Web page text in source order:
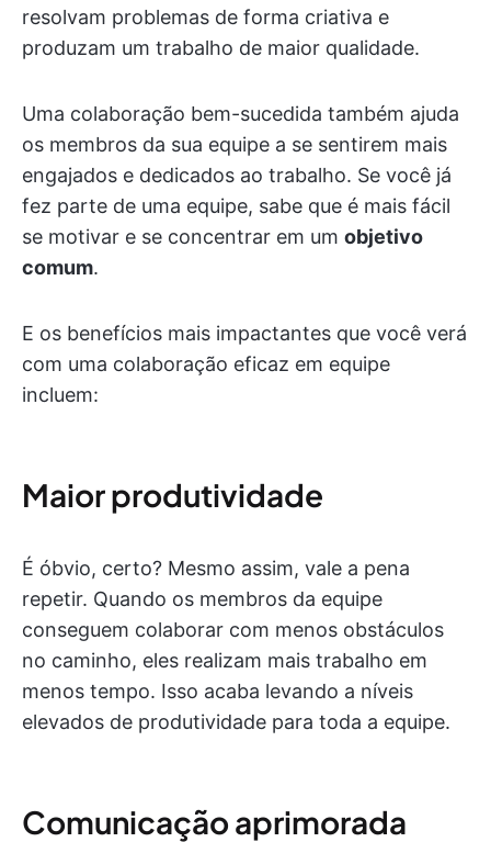
resolvam problemas de forma criativa e
produzam um trabalho de maior qualidade.
Uma colaboração bem-sucedida também ajuda
os membros da sua equipe a se sentirem mais
engajados e dedicados ao trabalho. Se você já
fez parte de uma equipe, sabe que é mais fácil
se motivar e se concentrar em um objetivo
comum.
E os benefícios mais impactantes que você verá
com uma colaboração eficaz em equipe
incluem:
Maior produtividade
É óbvio, certo? Mesmo assim, vale a pena
repetir. Quando os membros da equipe
conseguem colaborar com menos obstáculos
no caminho, eles realizam mais trabalho em
menos tempo. Isso acaba levando a níveis
elevados de produtividade para toda a equipe.
Comunicação aprimorada